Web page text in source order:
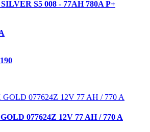
S5 008 - 77AH 780A P+
077624Z 12V 77 AH / 770 A